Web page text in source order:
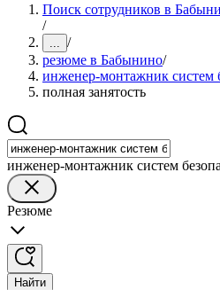
Поиск сотрудников в
/
... /
резюме в Бабынино/
инженер-монтажник систем
полная занятость
инженер-монтажник систем
Резюме
Найти